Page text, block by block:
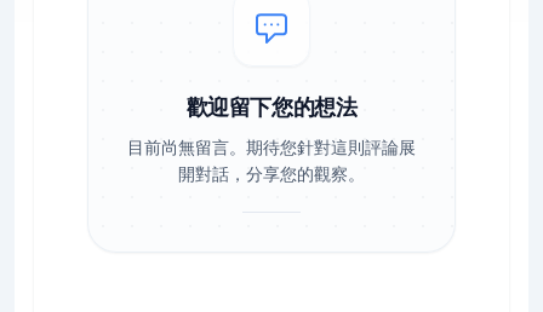
歡迎留下您的想法
目前尚無留言。期待您針對這則評論展
開對話，分享您的觀察。